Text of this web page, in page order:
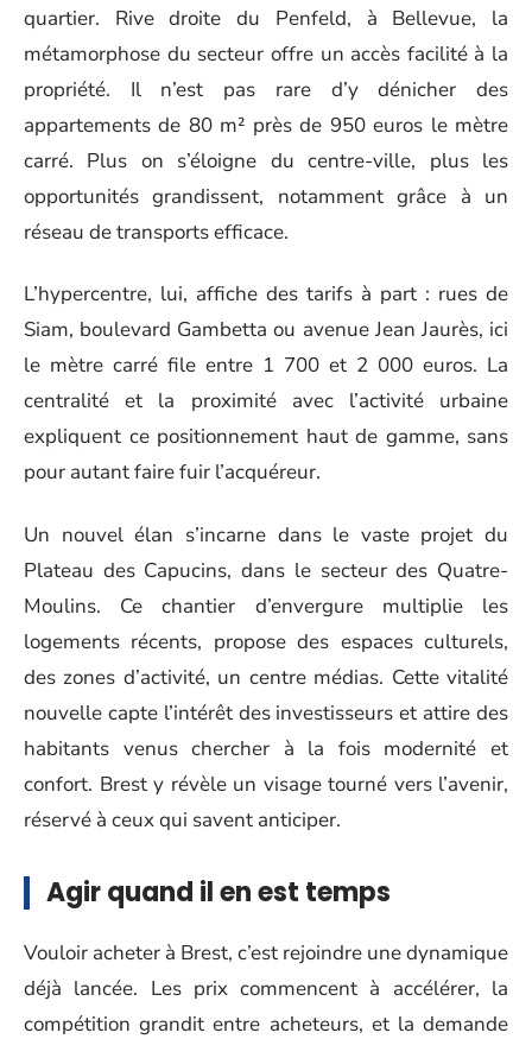
quartier. Rive droite du Penfeld, à Bellevue, la
métamorphose du secteur offre un accès facilité à la
propriété. Il n’est pas rare d’y dénicher des
appartements de 80 m² près de 950 euros le mètre
carré. Plus on s’éloigne du centre-ville, plus les
opportunités grandissent, notamment grâce à un
réseau de transports efficace.
L’hypercentre, lui, affiche des tarifs à part : rues de
Siam, boulevard Gambetta ou avenue Jean Jaurès, ici
le mètre carré file entre 1 700 et 2 000 euros. La
centralité et la proximité avec l’activité urbaine
expliquent ce positionnement haut de gamme, sans
pour autant faire fuir l’acquéreur.
Un nouvel élan s’incarne dans le vaste projet du
Plateau des Capucins, dans le secteur des Quatre-
Moulins. Ce chantier d’envergure multiplie les
logements récents, propose des espaces culturels,
des zones d’activité, un centre médias. Cette vitalité
nouvelle capte l’intérêt des investisseurs et attire des
habitants venus chercher à la fois modernité et
confort. Brest y révèle un visage tourné vers l’avenir,
réservé à ceux qui savent anticiper.
Agir quand il en est temps
Vouloir acheter à Brest, c’est rejoindre une dynamique
déjà lancée. Les prix commencent à accélérer, la
compétition grandit entre acheteurs, et la demande